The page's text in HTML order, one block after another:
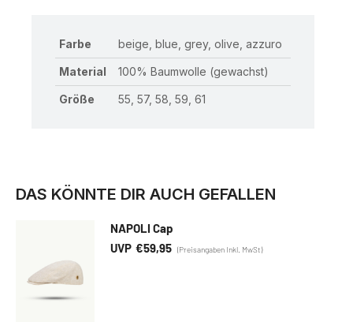
Farbe beige, blue, grey, olive, azzuro
Material 100% Baumwolle (gewachst)
Größe 55, 57, 58, 59, 61
DAS KÖNNTE DIR AUCH GEFALLEN
NAPOLI Cap
€59,95